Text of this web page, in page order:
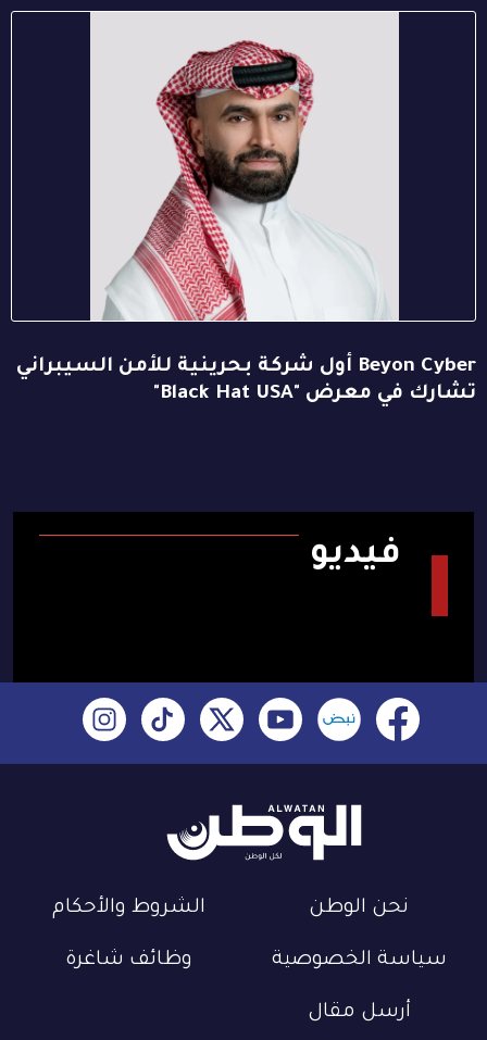
Beyon Cyber أول شركة بحرينية للأمن السيبراني
تشارك في معرض "Black Hat USA"
فيديو
نحن الوطن الشروط والأحكام
سياسة الخصوصية وظائف شاغرة
أرسل مقال